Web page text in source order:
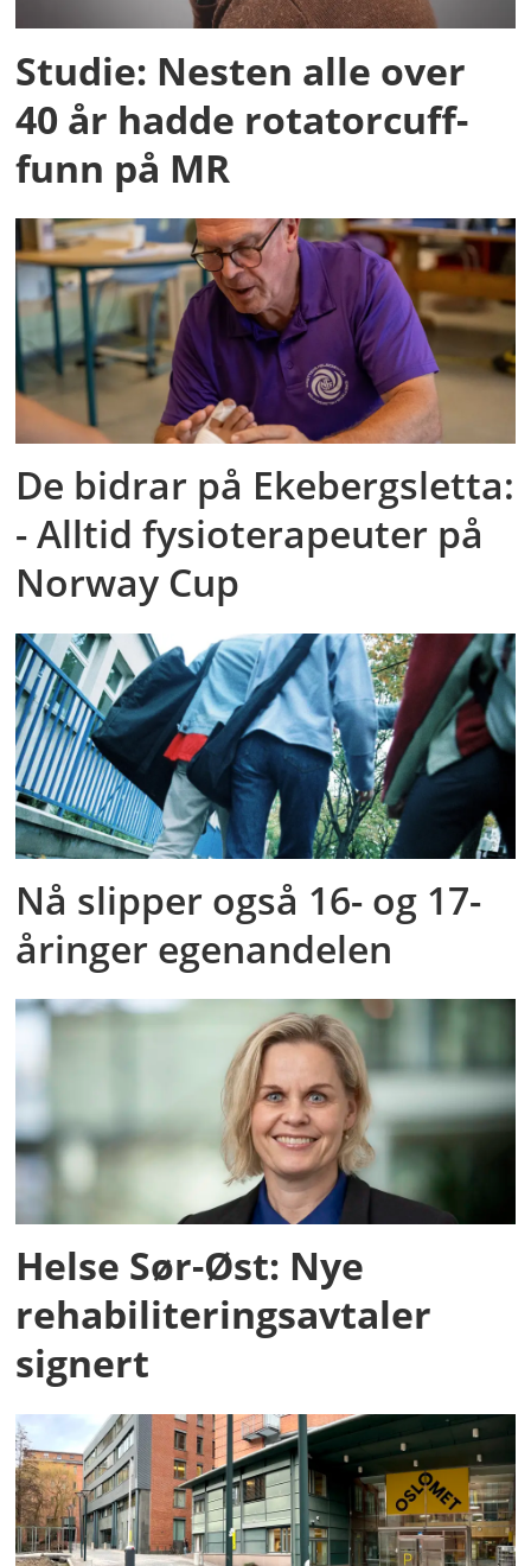
Studie: Nesten alle over
40 år hadde rotatorcuff-
funn på MR
De bidrar på Ekebergsletta:
- Alltid fysioterapeuter på
Norway Cup
Nå slipper også 16- og 17-
åringer egenandelen
Helse Sør-Øst: Nye
rehabiliteringsavtaler
signert